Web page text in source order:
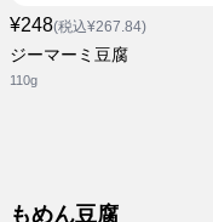
¥248(税込¥267.84)
ジーマーミ豆腐
110g
もめん豆腐